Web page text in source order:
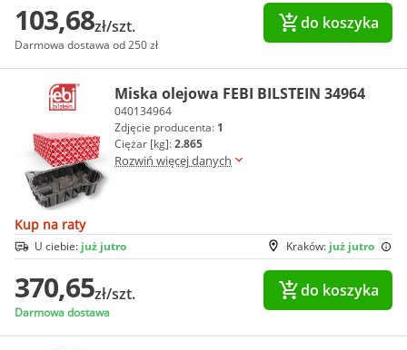
103,68zł/szt.
Darmowa dostawa od 250 zł
do koszyka
Miska olejowa FEBI BILSTEIN 34964
040134964
Zdjęcie producenta: 1
Ciężar [kg]:2.865
Rozwiń więcej danych
Kup na raty
Kraków: już jutro
U ciebie: już jutro
370,65zł/szt.
Darmowa dostawa
do koszyka